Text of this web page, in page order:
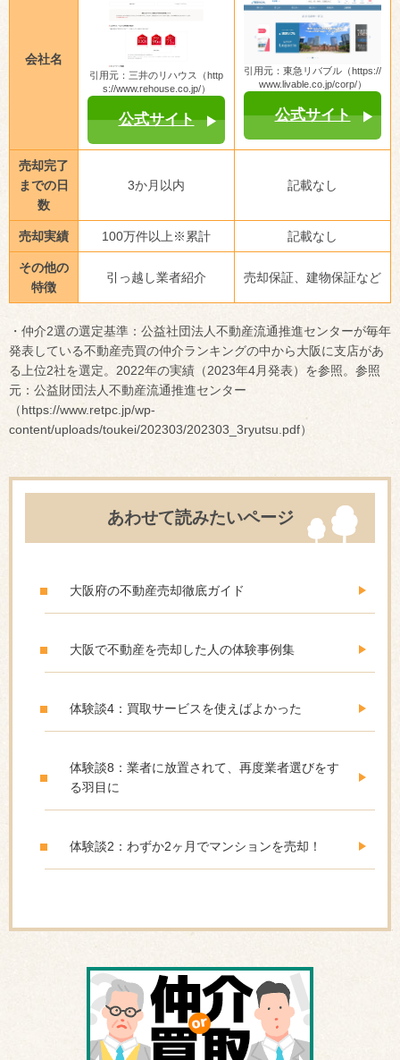
会社名
引用元：三井のリハウス（http
s://www.rehouse.co.jp/）
公式サイト
引用元：東急リバブル（https://
www.livable.co.jp/corp/）
公式サイト
売却完了
までの日
数
3か月以内 記載なし
売却実績 100万件以上※累計 記載なし
その他の
特徴
引っ越し業者紹介 売却保証、建物保証など
・仲介2選の選定基準：公益社団法人不動産流通推進センターが毎年
発表している不動産売買の仲介ランキングの中から大阪に支店があ
る上位2社を選定。2022年の実績（2023年4月発表）を参照。参照
元：公益財団法人不動産流通推進センター
（https://www.retpc.jp/wp-
content/uploads/toukei/202303/202303_3ryutsu.pdf）
あわせて読みたいページ
大阪府の不動産売却徹底ガイド
大阪で不動産を売却した人の体験事例集
体験談4：買取サービスを使えばよかった
体験談8：業者に放置されて、再度業者選びをす
る羽目に
体験談2：わずか2ヶ月でマンションを売却！